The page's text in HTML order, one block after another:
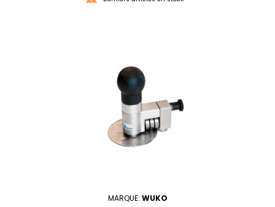
MARQUE: WUKO